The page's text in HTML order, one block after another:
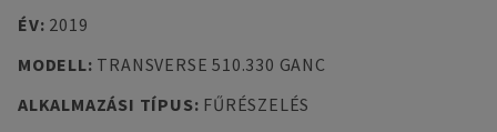
ÉV: 2019
MODELL: TRANSVERSE 510.330 GANC
ALKALMAZÁSI TÍPUS: FŰRÉSZELÉS